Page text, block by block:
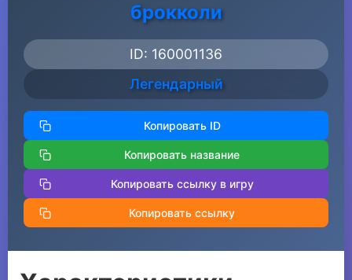
брокколи
ID: 160001136
Легендарный
Копировать ID
Копировать название
Копировать ссылку в игру
Копировать ссылку